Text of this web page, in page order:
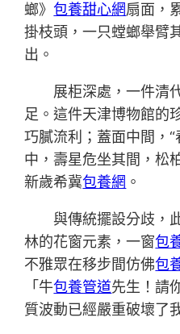
螂》包養甜心網扇面，
掛枝頭，一只螳螂舉臂
出。
展柜深處，一件清
足。這件天津博物館的
巧膩流利；蓋面中間，“
中，壽星危坐其間，松
新歲希冀包養網 。
與傳統擺設分歧，
林的花窗元素，一窗包
不雅眾在移步間仿佛包
「牛包養管道先生！請
質波動已經嚴重破壞了